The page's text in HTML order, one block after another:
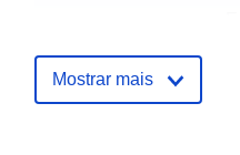
Mostrar mais